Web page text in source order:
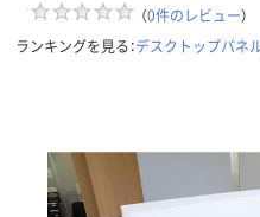
（0件のレビュー）
ランキングを見る：デスクトップパネ